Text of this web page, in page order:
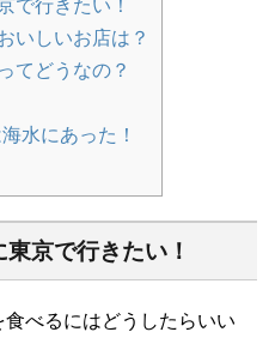
で行きたい！
いしいお店は？
てどうなの？
水にあった！
京で行きたい！
べるにはどうしたらいい